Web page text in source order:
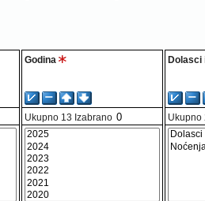
Godina
Ukupno 13 Izabrano
Dolasci
Ukupno